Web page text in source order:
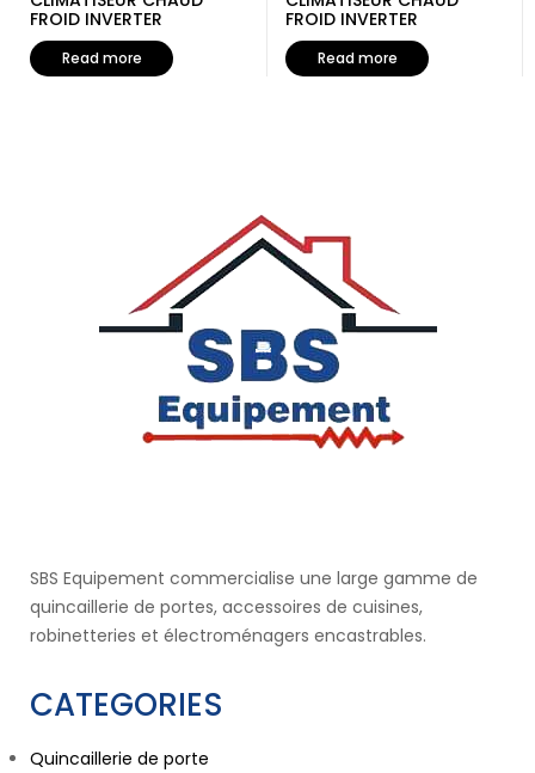
FROID INVERTER
Read more
FROID INVERTER
Read more
SBS Equipement commercialise une large gamme de
quincaillerie de portes, accessoires de cuisines,
robinetteries et électroménagers encastrables.
CATEGORIES
Quincaillerie de porte